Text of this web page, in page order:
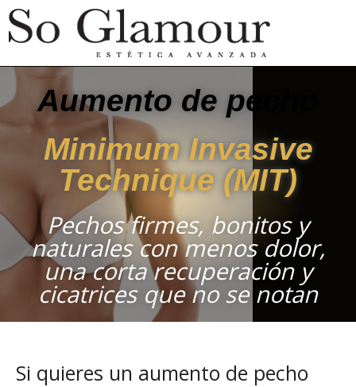
Aumento de pecho
Minimum Invasive
Technique (MIT)
Pechos firmes, bonitos y
naturales con menos dolor,
una corta recuperación y
cicatrices que no se notan
Si quieres un aumento de pecho